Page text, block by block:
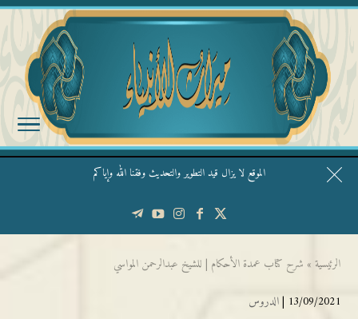
الموقع لا يزال قيد التطوير والتحديث وفقنا الله وإياكم
قال الشيخ ربيع وفقه الله: نحن ليس عندنا تقديس الأشخاص
الرئيسية » شرح كتاب عمدة الأحكام | للشيخ عبدالرحمن المواسي
13/09/2021 | الدروس